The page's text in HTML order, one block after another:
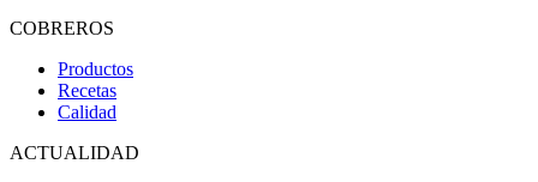
COBREROS
Productos
Recetas
Calidad
ACTUALIDAD